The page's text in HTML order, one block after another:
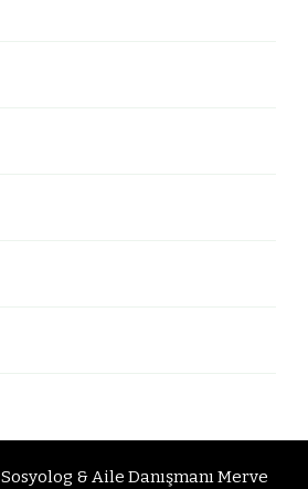
Sosyolog & Aile Danışmanı Merve